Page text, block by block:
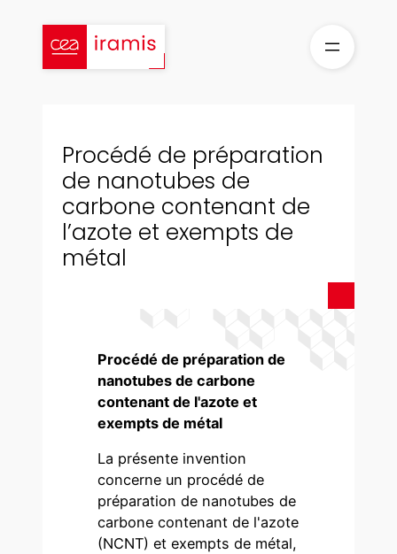
contenu
Procédé de préparation
de nanotubes de
carbone contenant de
l’azote et exempts de
métal
Procédé de préparation de
nanotubes de carbone
contenant de l'azote et
exempts de métal
La présente invention
concerne un procédé de
préparation de nanotubes de
carbone contenant de l'azote
(NCNT) et exempts de métal,